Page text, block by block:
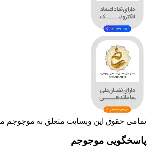
این وبسایت متعلق به موجوجم می‌باشد.
موجوجم